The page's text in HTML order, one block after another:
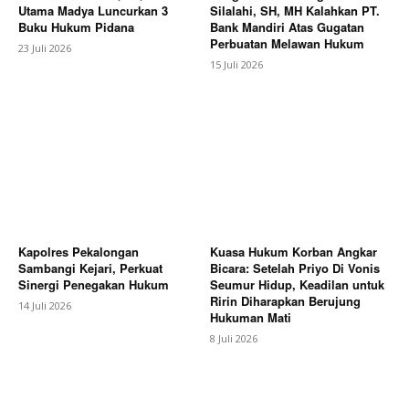
Utama Madya Luncurkan 3
Buku Hukum Pidana
23 Juli 2026
Silalahi, SH, MH Kalahkan PT.
Bank Mandiri Atas Gugatan
Perbuatan Melawan Hukum
15 Juli 2026
Kapolres Pekalongan
Sambangi Kejari, Perkuat
Sinergi Penegakan Hukum
14 Juli 2026
Kuasa Hukum Korban Angkar
Bicara: Setelah Priyo Di Vonis
Seumur Hidup, Keadilan untuk
Ririn Diharapkan Berujung
Hukuman Mati
8 Juli 2026